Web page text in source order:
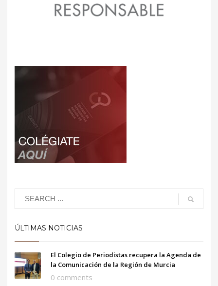
ÚLTIMAS NOTICIAS
El Colegio de Periodistas recupera la Agenda de
la Comunicación de la Región de Murcia
0 comments